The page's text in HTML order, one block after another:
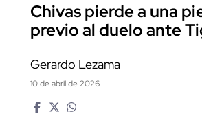
Chivas pierde a una
previo al duelo ante
Gerardo Lezama
10 de abril de 2026